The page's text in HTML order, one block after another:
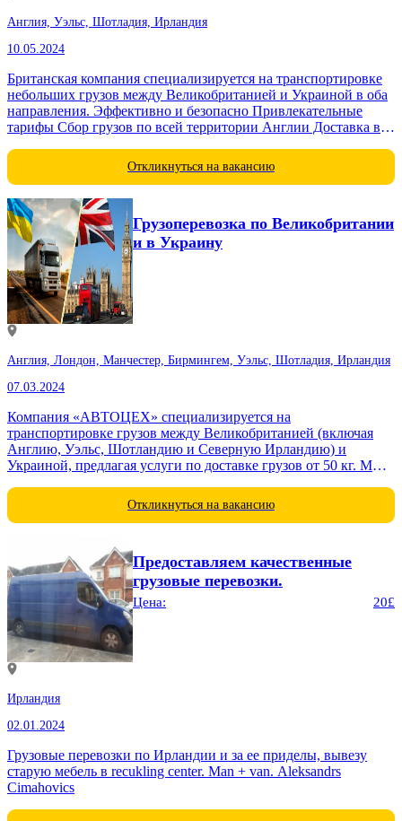
Англия, Уэльс, Шотладия, Ирландия
10.05.2024
Британская компания специализируется на транспортировке
небольших грузов между Великобританией и Украиной в оба
направления. Эффективно и безопасно Привлекательные
тарифы Сбор грузов по всей территории Англии Доставка во
доставка...
Откликнуться на вакансию
Грузоперевозка по Великобритании
и в Украину
Англия, Лондон, Манчестер, Бирмингем, Уэльс, Шотладия, Ирландия
07.03.2024
Компания «АВТОЦЕХ» специализируется на
транспортировке грузов между Великобританией (включая
Англию, Уэльс, Шотландию и Северную Ирландию) и
Украиной, предлагая услуги по доставке грузов от 50 кг. Мы
Откликнуться на вакансию
Предоставляем качественные
грузовые перевозки.
Цена: 20£
Ирландия
02.01.2024
Грузовые перевозки по Ирландии и за ее приделы, вывезу
старую мебель в recukling center. Man + van. Aleksandrs
Cimahovics